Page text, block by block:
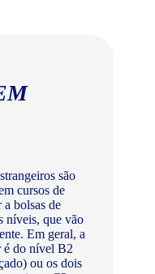
são
cursos de
bolsas de
níveis, que vão
Em geral, a
é do nível B2
ou os dois